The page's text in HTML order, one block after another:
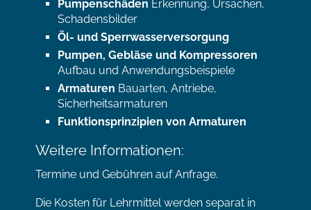
Pumpenschäden Erkennung, Ursachen,
Schadensbilder
Öl- und Sperrwasserversorgung
Pumpen, Gebläse und Kompressoren
Aufbau und Anwendungsbeispiele
Armaturen Bauarten, Antriebe,
Sicherheitsarmaturen
Funktionsprinzipien von Armaturen
Weitere Informationen:
Termine und Gebühren auf Anfrage.
Die Kosten für Lehrmittel werden separat in